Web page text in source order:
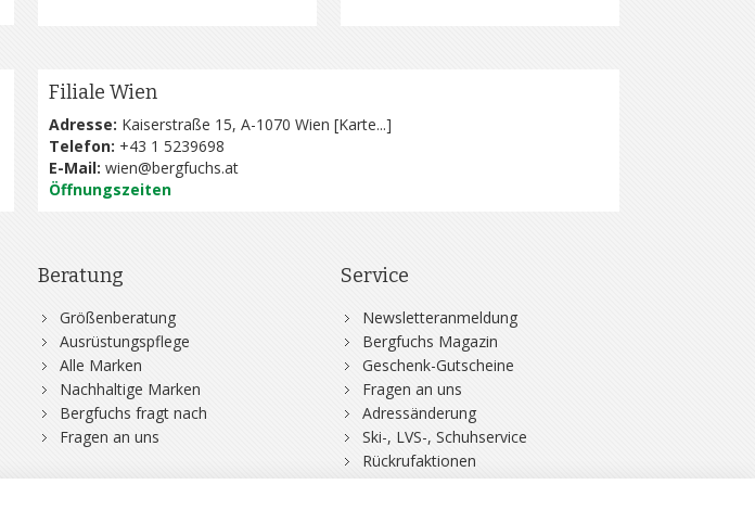
Filiale Wien
Adresse: Kaiserstraße 15, A-1070 Wien [Karte...]
Telefon: +43 1 5239698
E-Mail: wien@bergfuchs.at
Öffnungszeiten
Beratung
Größenberatung
Ausrüstungspflege
Alle Marken
Nachhaltige Marken
Bergfuchs fragt nach
Fragen an uns
Service
Newsletteranmeldung
Bergfuchs Magazin
Geschenk-Gutscheine
Fragen an uns
Adressänderung
Ski-, LVS-, Schuhservice
Rückrufaktionen
DSV-Skiversicherung